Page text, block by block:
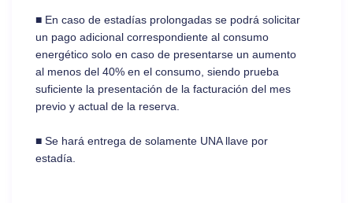
■ En caso de estadías prolongadas se podrá solicitar
un pago adicional correspondiente al consumo
energético solo en caso de presentarse un aumento
al menos del 40% en el consumo, siendo prueba
suficiente la presentación de la facturación del mes
previo y actual de la reserva.
■ Se hará entrega de solamente UNA llave por
estadía.